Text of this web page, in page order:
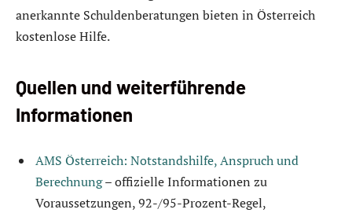
anerkannte Schuldenberatungen bieten in Österreich
kostenlose Hilfe.
Quellen und weiterführende
Informationen
AMS Österreich: Notstandshilfe, Anspruch und
Berechnung– offizielle Informationen zu
Voraussetzungen, 92-/95-Prozent-Regel,